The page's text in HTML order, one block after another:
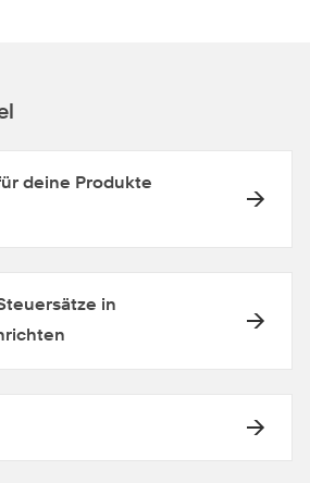
deine Produkte
in